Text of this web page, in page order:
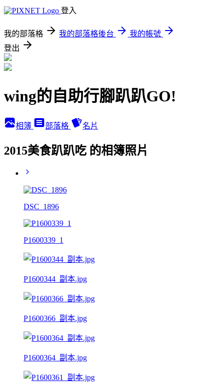
登入
我的部落格 我的部落格後台
我的帳號
登出
wing的自助行腳趴趴GO!
相簿 部落格 名片
2015美食趴趴吃 的相簿照片
DSC_1896
P1600339_1
P1600344_副本.jpg
P1600366_副本.jpg
P1600364_副本.jpg